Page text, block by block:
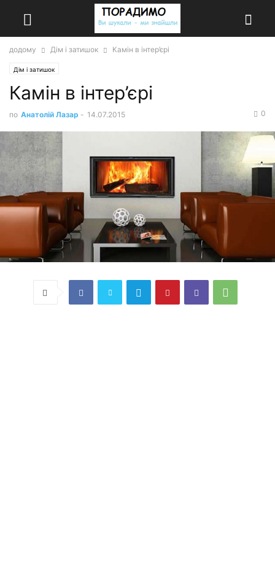
додому Дім і затишок Камін в інтер’єрі
Дім і затишок
Камін в інтер’єрі
по Анатолій Лазар - 14.07.2015 0